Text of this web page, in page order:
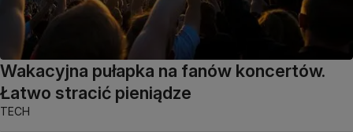
Wakacyjna pułapka na fanów koncertów.
Łatwo stracić pieniądze
TECH